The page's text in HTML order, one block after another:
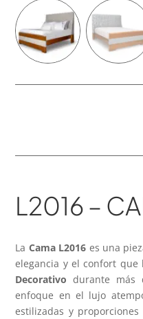
L2016 –
La Cama L2016 es una
elegancia y el confort que
Decorativo durante más
enfoque en el lujo
estilizadas y